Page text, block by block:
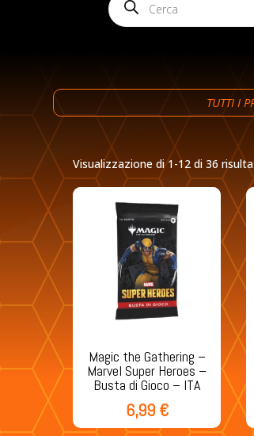
search
TUTTI I
Visualizzazione di 1-12 di 36
Magic the Gathering –
Marvel Super Heroes –
Busta di Gioco – ITA
6,99 €